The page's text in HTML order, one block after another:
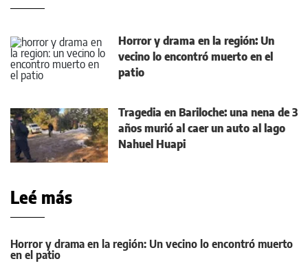
Horror y drama en la región: Un
vecino lo encontró muerto en el
patio
Tragedia en Bariloche: una nena de 3
años murió al caer un auto al lago
Nahuel Huapi
Leé más
Horror y drama en la región: Un vecino lo encontró muerto
en el patio